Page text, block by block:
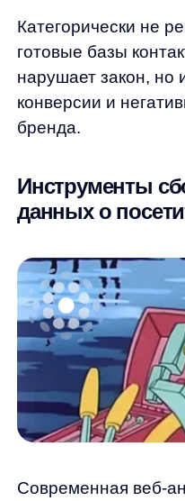
Анализировать
и находить точки
пользователей
cookies и device
технологию,
на основе его
Важные метрики для
Количество
и сессий
Время на сайте и
Показатель
Конверсии по
Источники трафика
и их
Интеграция
системами и
от привлечения